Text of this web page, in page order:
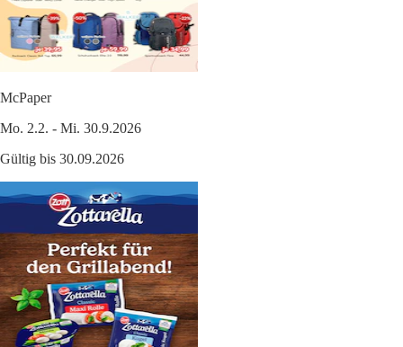
McPaper
Mo. 2.2. - Mi. 30.9.2026
Gültig bis 30.09.2026